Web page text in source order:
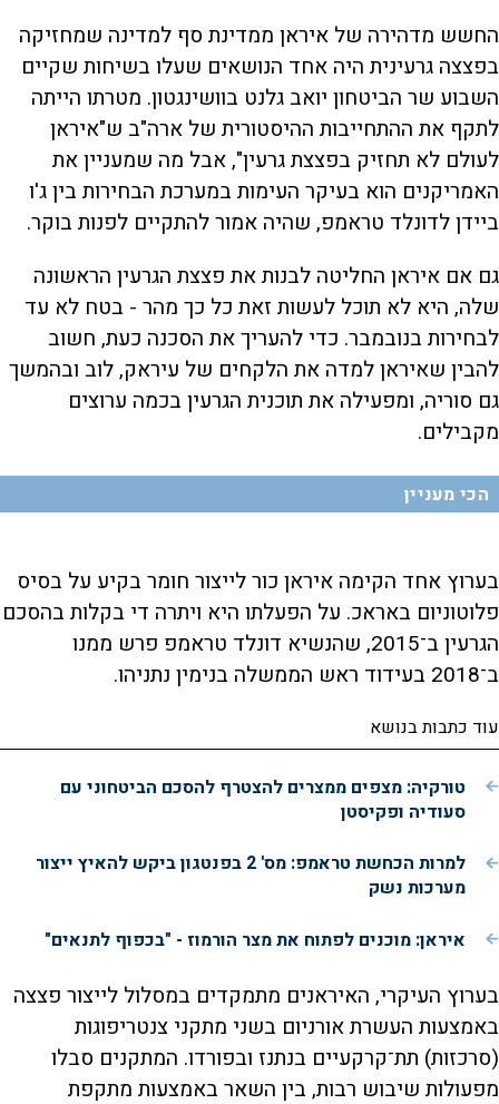
החשש מדהירה של איראן ממדינת סף למדינה שמחזיקה
בפצצה גרעינית היה אחד הנושאים שעלו בשיחות שקיים
השבוע שר הביטחון יואב גלנט בוושינגטון. מטרתו הייתה
לתקף את ההתחייבות ההיסטורית של ארה"ב ש"איראן
לעולם לא תחזיק בפצצת גרעין", אבל מה שמעניין את
האמריקנים הוא בעיקר העימות במערכת הבחירות בין ג'ו
ביידן לדונלד טראמפ, שהיה אמור להתקיים לפנות בוקר.
גם אם איראן החליטה לבנות את פצצת הגרעין הראשונה
שלה, היא לא תוכל לעשות זאת כל כך מהר - בטח לא עד
לבחירות בנובמבר. כדי להעריך את הסכנה כעת, חשוב
להבין שאיראן למדה את הלקחים של עיראק, לוב ובהמשך
גם סוריה, ומפעילה את תוכנית הגרעין בכמה ערוצים
מקבילים.
הכי מעניין
בערוץ אחד הקימה איראן כור לייצור חומר בקיע על בסיס
פלוטוניום באראכ. על הפעלתו היא ויתרה די בקלות בהסכם
הגרעין ב־2015, שהנשיא דונלד טראמפ פרש ממנו
ב־2018 בעידוד ראש הממשלה בנימין נתניהו.
עוד כתבות בנושא
טורקיה: מצפים ממצרים להצטרף להסכם הביטחוני עם
סעודיה ופקיסטן
למרות הכחשת טראמפ: מס' 2 בפנטגון ביקש להאיץ ייצור
מערכות נשק
איראן: מוכנים לפתוח את מצר הורמוז - "בכפוף לתנאים"
בערוץ העיקרי, האיראנים מתמקדים במסלול לייצור פצצה
באמצעות העשרת אורניום בשני מתקני צנטריפוגות
(סרכזות) תת־קרקעיים בנתנז ובפורדו. המתקנים סבלו
מפעולות שיבוש רבות, בין השאר באמצעות מתקפת